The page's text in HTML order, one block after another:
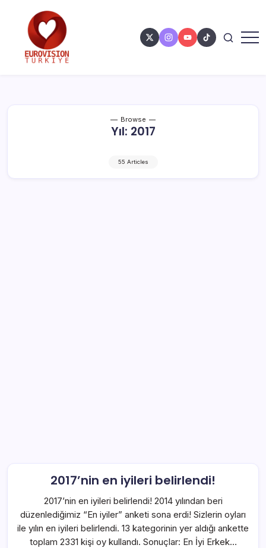
Browse
Yıl: 2017
55 Articles
2017’nin en iyileri belirlendi!
2017’nin en iyileri belirlendi! 2014 yılından beri
düzenlediğimiz “En iyiler” anketi sona erdi! Sizlerin oyları
ile yılın en iyileri belirlendi. 13 kategorinin yer aldığı ankette
toplam 2331 kişi oy kullandı. Sonuçlar: En İyi Erkek…